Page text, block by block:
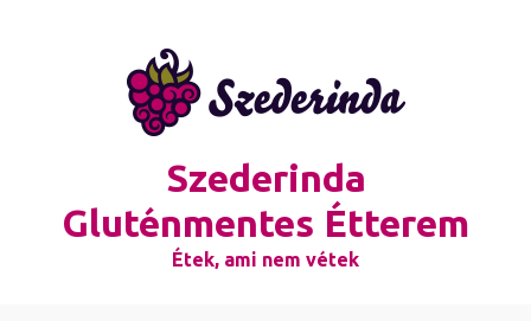
Szederinda
Gluténmentes Étterem
Étek, ami nem vétek